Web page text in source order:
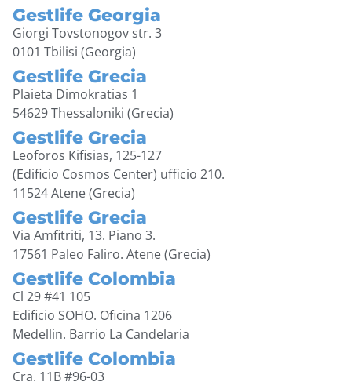
Gestlife Georgia
Giorgi Tovstonogov str. 3
0101 Tbilisi (Georgia)
Gestlife Grecia
Plaieta Dimokratias 1
54629 Thessaloniki (Grecia)
Gestlife Grecia
Leoforos Kifisias, 125-127
(Edificio Cosmos Center) ufficio 210.
11524 Atene (Grecia)
Gestlife Grecia
Via Amfitriti, 13. Piano 3.
17561 Paleo Faliro. Atene (Grecia)
Gestlife Colombia
Cl 29 #41 105
Edificio SOHO. Oficina 1206
Medellin. Barrio La Candelaria
Gestlife Colombia
Cra. 11B #96-03